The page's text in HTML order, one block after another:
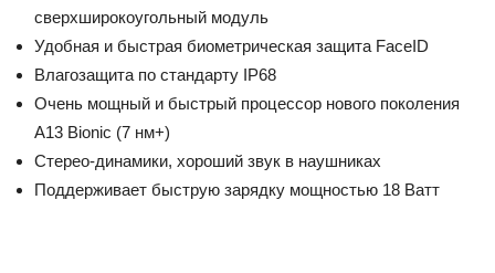
сверхширокоугольный модуль
Удобная и быстрая биометрическая защита FaceID
Влагозащита по стандарту IP68
Очень мощный и быстрый процессор нового поколения
A13 Bionic (7 нм+)
Стерео-динамики, хороший звук в наушниках
Поддерживает быструю зарядку мощностью 18 Ватт